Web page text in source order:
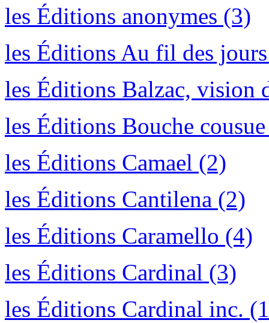
les Éditions anonymes (3)
les Éditions Au fil des
les Éditions Balzac, vision
les Éditions Bouche
les Éditions Camael (2)
les Éditions Cantilena (2)
les Éditions Caramello (4)
les Éditions Cardinal (3)
les Éditions Cardinal inc.